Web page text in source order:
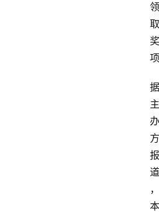
领
取
奖
项
据
主
办
方
报
道
，
本